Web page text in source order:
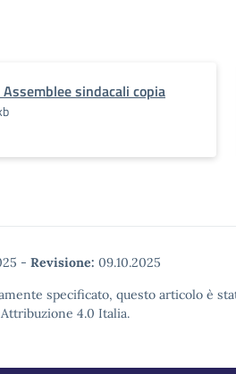
sindacali copia
- Revisione: 09.10.2025
specificato, questo articolo è
4.0 Italia.